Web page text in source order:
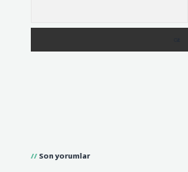
Son yorumlar